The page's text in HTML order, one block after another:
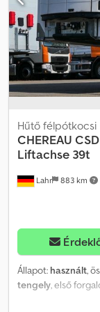
Lahr 883 km
Hűtő félpótkocsi
CHEREAU
Liftachse 39t
Állapot: használt,
tengely, első